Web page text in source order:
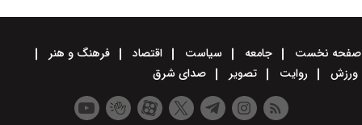
صفحه نخست جامعه سیاست اقتصاد
فرهنگ و هنر
ورزش
روایت تصویر صدای شرق